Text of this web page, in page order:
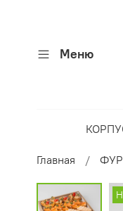
Меню
Главная